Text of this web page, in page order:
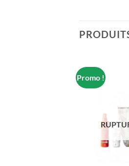
Promo !